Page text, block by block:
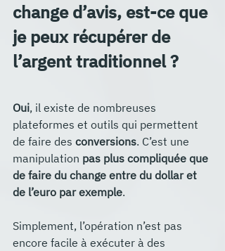
change d’avis, est-ce que
je peux récupérer de
l’argent traditionnel ?
Oui, il existe de nombreuses
plateformes et outils qui permettent
de faire des conversions. C’est une
manipulation pas plus compliquée que
de faire du change entre du dollar et
de l’euro par exemple.
Simplement, l’opération n’est pas
encore facile à exécuter à des